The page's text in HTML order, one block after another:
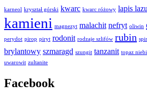
karneol kryształ górski kwarc kwarc różowy lapis
kamieni magnezyt malachit nefryt oliwin
perydot pirop piryt rodonit rodzaje szlifów rubin
brylantowy szmaragd szungit tanzanit topaz
uwarowit zultanite
Facebook